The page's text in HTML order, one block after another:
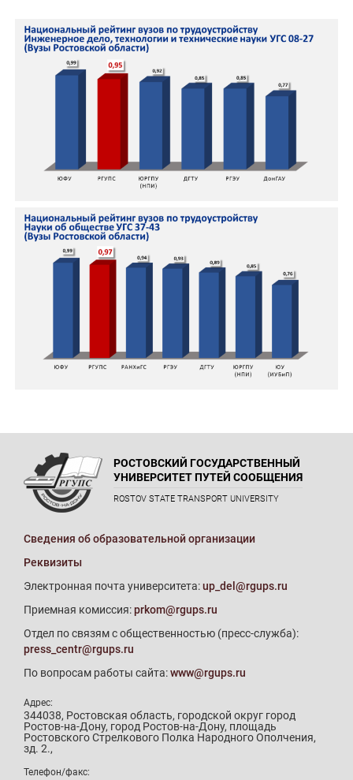
РОСТОВСКИЙ ГОСУДАРСТВЕННЫЙ
УНИВЕРСИТЕТ ПУТЕЙ СООБЩЕНИЯ
ROSTOV STATE TRANSPORT UNIVERSITY
Сведения об образовательной организации
Реквизиты
Электронная почта университета:up_del@rgups.ru
Приемная комиссия:prkom@rgups.ru
Отдел по связям с общественностью (пресс-служба):
press_centr@rgups.ru
По вопросам работы сайта:www@rgups.ru
Адрес:
344038, Ростовская область, городской округ город
Ростов-на-Дону, город Ростов-на-Дону, площадь
Ростовского Стрелкового Полка Народного Ополчения,
зд. 2.,
Телефон/факс: